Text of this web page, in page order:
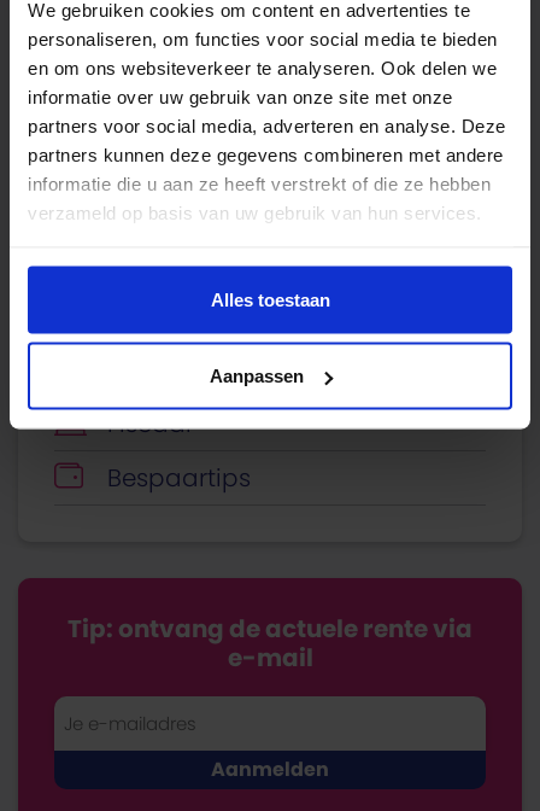
We gebruiken cookies om content en advertenties te
personaliseren, om functies voor social media te bieden
en om ons websiteverkeer te analyseren. Ook delen we
informatie over uw gebruik van onze site met onze
partners voor social media, adverteren en analyse. Deze
partners kunnen deze gegevens combineren met andere
informatie die u aan ze heeft verstrekt of die ze hebben
verzameld op basis van uw gebruik van hun services.
Alles toestaan
Aanpassen
Hypotheek
Lenen
Beleggen
Sparen
Verzekeren
Economie
Fiscaal
Bespaartips
Tip: ontvang de actuele rente via
e-mail